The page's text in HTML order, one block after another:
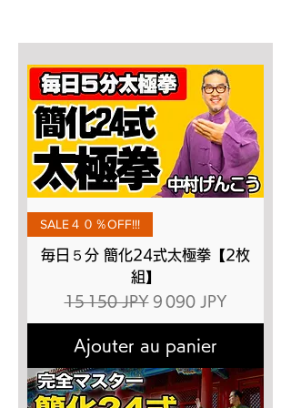
SALE４０％OFF!!!
毎日５分 簡化24式太極拳【2枚
組】
Prix original
15 150 JPY Prix promotionnel
9 090 JPY
Ajouter au panier